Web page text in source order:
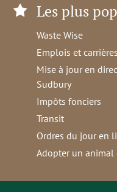
Les plus
Waste Wise
Emplois et carrières
Mise à jour en
Sudbury
Impôts fonciers
Transit
Ordres du jour en
Adopter un animal